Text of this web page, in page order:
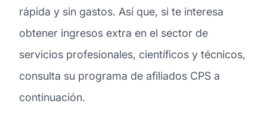
rápida y sin gastos. Así que, si te interesa
obtener ingresos extra en el sector de
servicios profesionales, científicos y técnicos,
consulta su programa de afiliados CPS a
continuación.